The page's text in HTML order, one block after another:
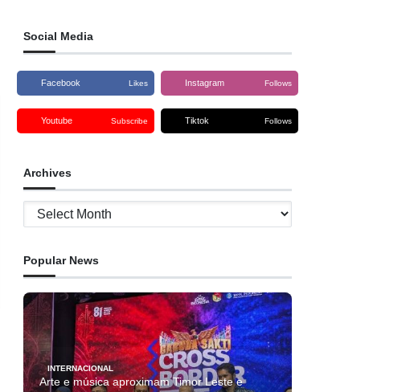
Social Media
Facebook Likes Instagram Follows
Youtube Subscribe Tiktok Follows
Archives
Archives
Popular News
INTERNACIONAL
Arte e música aproximam Timor Leste e